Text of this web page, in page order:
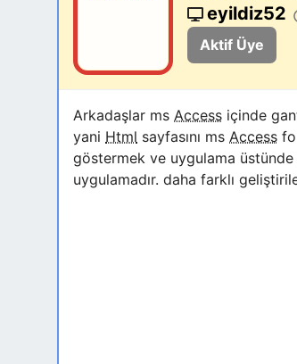
eyildiz52
Aktif Üye
Arkadaşlar ms Access içinde
yani Html sayfasını ms Access
göstermek ve uygulama
uygulamadır. daha farklı